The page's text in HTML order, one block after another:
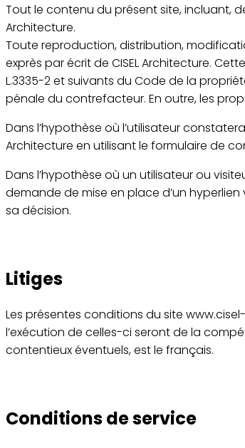
Tout le contenu du présent site, incluant,
Architecture.
Toute reproduction, distribution,
exprès par écrit de CISEL Architecture.
L.3335-2 et suivants du Code de la
pénale du contrefacteur. En outre, les
Dans l’hypothèse où l’utilisateur
Architecture en utilisant le formulaire de
Dans l’hypothèse où un utilisateur ou
demande de mise en place d’un
sa décision.
Litiges
Les présentes conditions du site
l’exécution de celles-ci seront de la
contentieux éventuels, est le français.
Conditions de service